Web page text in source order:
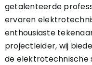
getalenteerde
ervaren
enthousiaste
projectleider, wij
de elektrotechnische